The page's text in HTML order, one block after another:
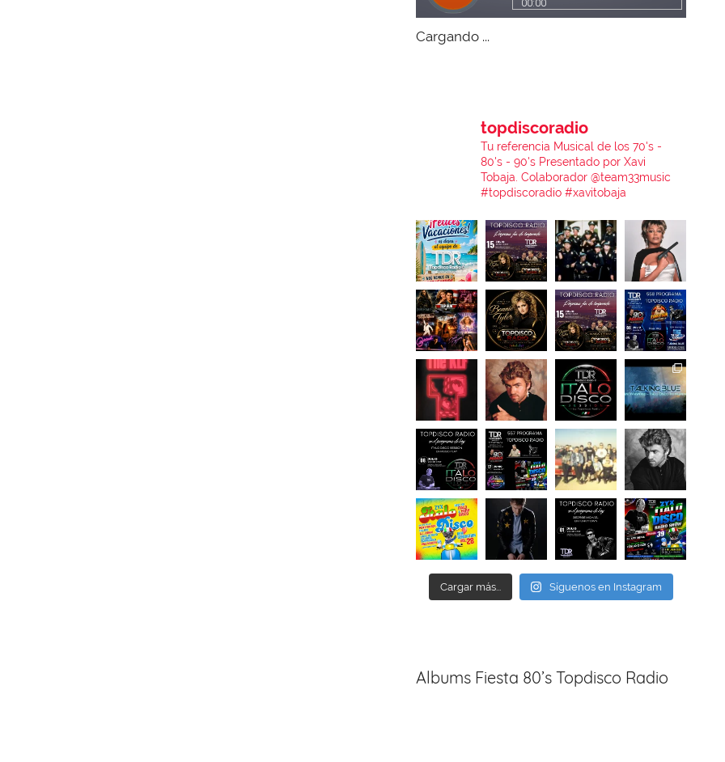
Cargando ...
topdiscoradio
Tu referencia Musical de los 70's -
80's - 90's Presentado por Xavi
Tobaja.Colaborador @team33music
#topdiscoradio #xavitobaja
Cargar más... Síguenos en Instagram
Albums Fiesta 80’s Topdisco Radio